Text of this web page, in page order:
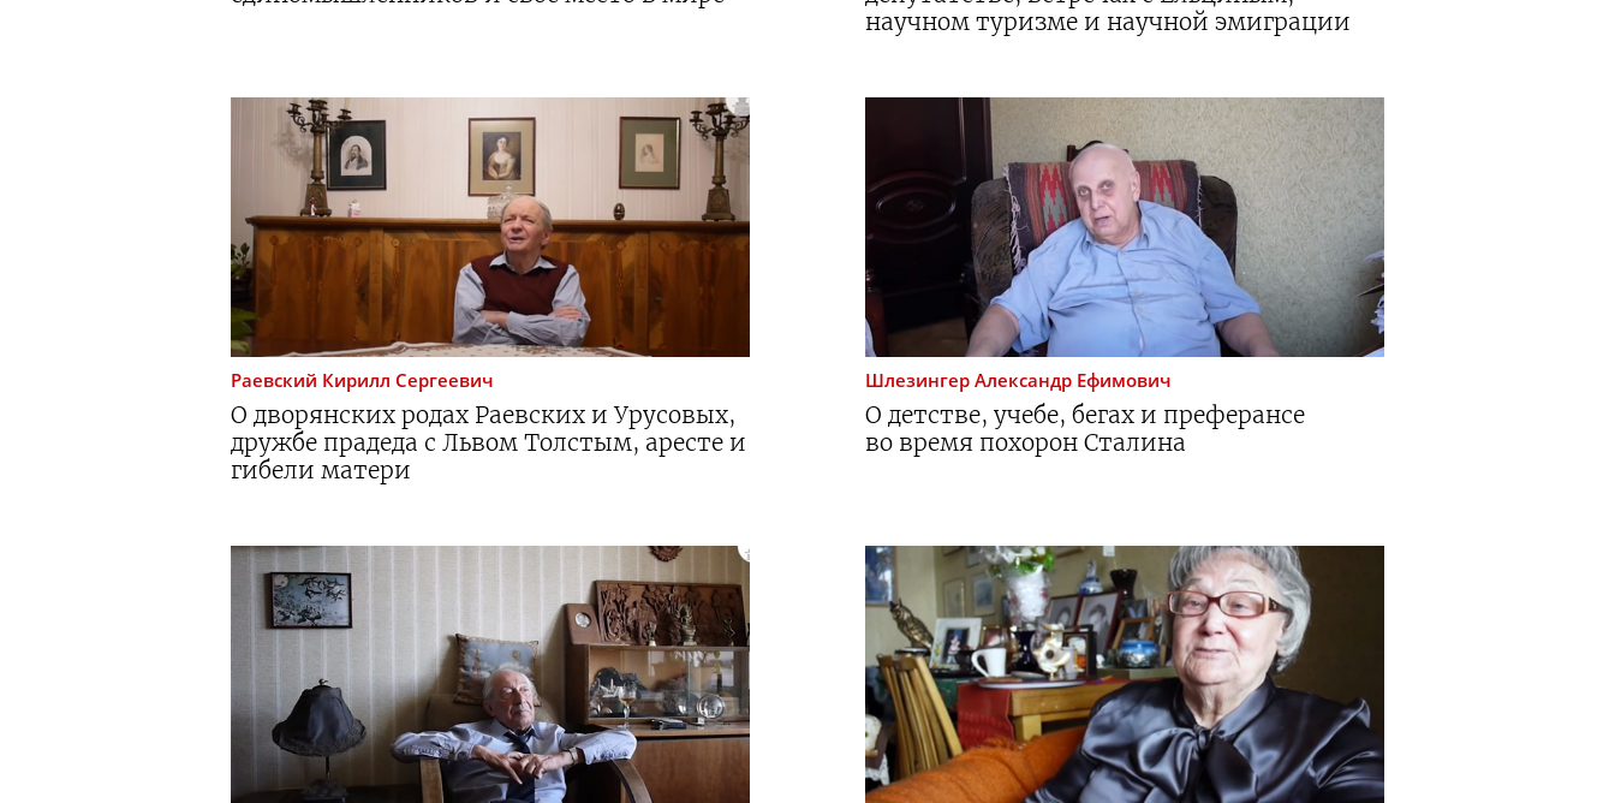
научном туризме и научной эмиграции
Раевский Кирилл Сергеевич
О дворянских родах Раевских и Урусовых,
дружбе прадеда с Львом Толстым, аресте и
гибели матери
ШлезингерАлександр Ефимович
О детстве, учебе, бегах и преферансе
во время похорон Сталина